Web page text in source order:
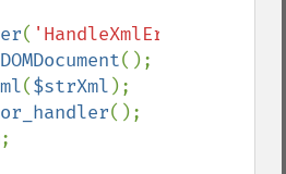
( 'HandleXmlError'
DOMDocument();
($strXml );
();
;